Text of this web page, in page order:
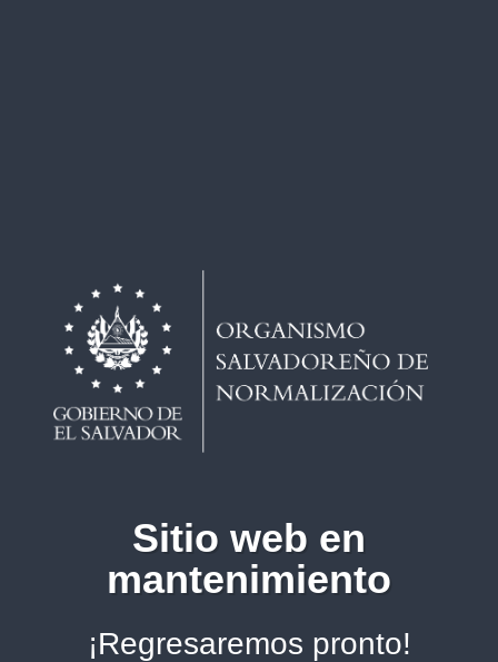
Sitio web en
mantenimiento
¡Regresaremos pronto!